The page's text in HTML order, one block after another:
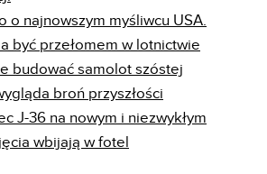
o najnowszym myśliwcu USA.
być przełomem w lotnictwie
budować samolot szóstej
broń przyszłości
J-36 na nowym i niezwykłym
wbijają w fotel